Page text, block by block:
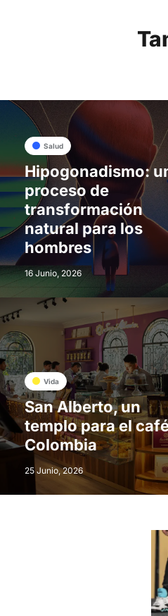
Salud
Hipogonadismo:
proceso de
transformación
natural para los
hombres
16 Junio, 2026
Vida
San Alberto, un
templo para el
Colombia
25 Junio, 2026